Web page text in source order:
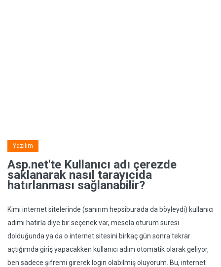
Yazılım
Asp.net'te Kullanıcı adı çerezde
saklanarak nasıl tarayıcıda
hatırlanması sağlanabilir?
Kimi internet sitelerinde (sanırım hepsiburada da böyleydi) kullanıcı
adımı hatırla diye bir seçenek var, mesela oturum süresi
dolduğunda ya da o internet sitesini birkaç gün sonra tekrar
açtığımda giriş yapacakken kullanıcı adım otomatik olarak geliyor,
ben sadece şifremi girerek login olabilmiş oluyorum. Bu, internet